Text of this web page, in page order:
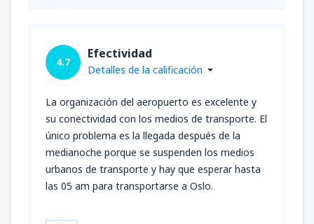
4.7
Efectividad
Detalles de la calificación
La organización del aeropuerto es excelente y
su conectividad con los medios de transporte. El
único problema es la llegada después de la
medianoche porque se suspenden los medios
urbanos de transporte y hay que esperar hasta
las 05 am para transportarse a Oslo.